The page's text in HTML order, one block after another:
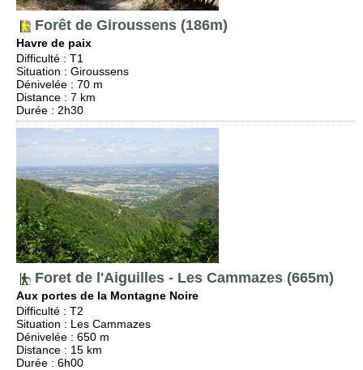
Forêt de Giroussens (186m)
Havre de paix
Difficulté : T1
Situation : Giroussens
Dénivelée : 70 m
Distance : 7 km
Durée : 2h30
Foret de l'Aiguilles - Les Cammazes (665m)
Aux portes de la Montagne Noire
Difficulté : T2
Situation : Les Cammazes
Dénivelée : 650 m
Distance : 15 km
Durée : 6h00